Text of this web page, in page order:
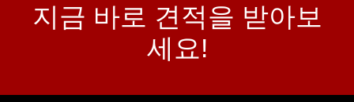
지금 바로 견적을 받아보
세요!